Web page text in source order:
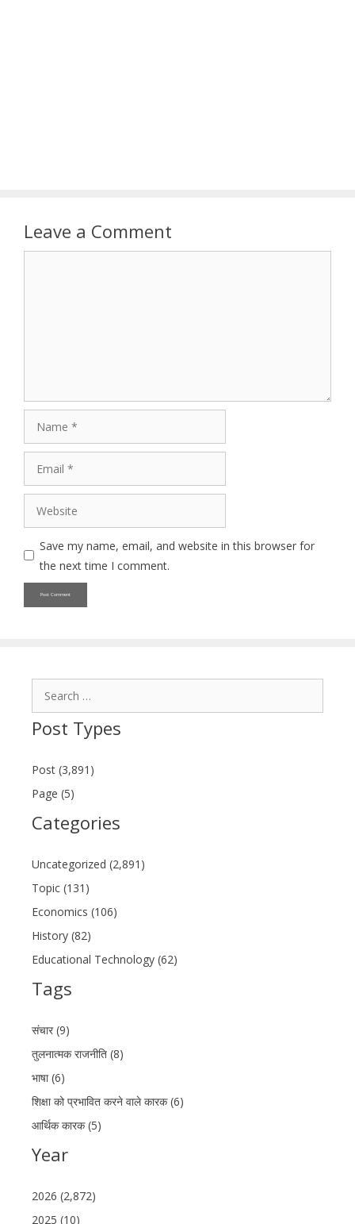
Leave a Comment
Save my name, email, and website in this browser for
the next time I comment.
Post Types
Post (3,891)
Page (5)
Categories
Uncategorized (2,891)
Topic (131)
Economics (106)
History (82)
Educational Technology (62)
Tags
संचार (9)
तुलनात्मक राजनीति (8)
भाषा (6)
शिक्षा को प्रभावित करने वाले कारक (6)
आर्थिक कारक (5)
Year
2026 (2,872)
2025 (10)